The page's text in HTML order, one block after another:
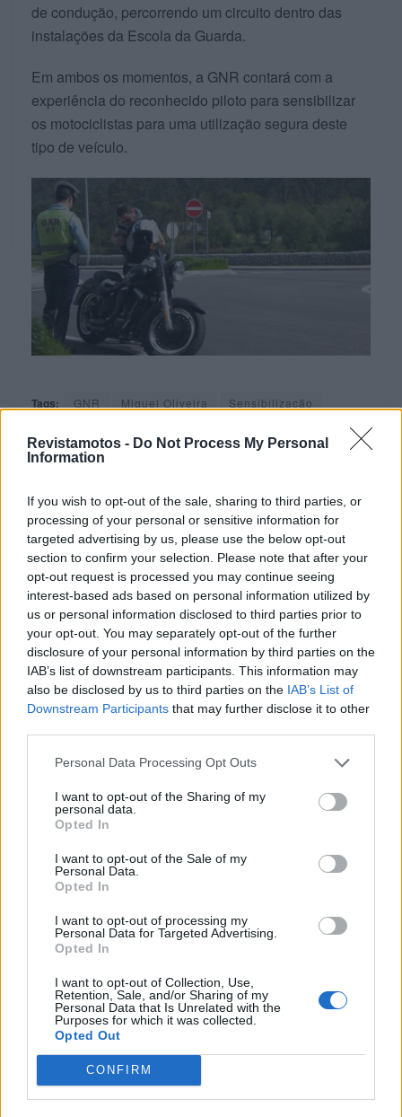
Revistamotos - Do Not Process My Personal
Information
If you wish to opt-out of the sale, sharing to third parties, or
processing of your personal or sensitive information for
targeted advertising by us, please use the below opt-out
section to confirm your selection. Please note that after your
opt-out request is processed you may continue seeing
interest-based ads based on personal information utilized by
us or personal information disclosed to third parties prior to
your opt-out. You may separately opt-out of the further
disclosure of your personal information by third parties on the
IAB’s list of downstream participants. This information may
also be disclosed by us to third parties on the IAB’s List of
Downstream Participants that may further disclose it to other
Personal Data Processing Opt Outs
I want to opt-out of the Sharing of my
personal data.
Opted In
I want to opt-out of the Sale of my
Personal Data.
Opted In
I want to opt-out of processing my
Personal Data for Targeted Advertising.
Opted In
I want to opt-out of Collection, Use,
Retention, Sale, and/or Sharing of my
Personal Data that Is Unrelated with the
Purposes for which it was collected.
Opted Out
CONFIRM
de condução, percorrendo um circuito dentro das
instalações da Escola da Guarda.
Em ambos os momentos, a GNR contará com a
experiência do reconhecido piloto para sensibilizar
os motociclistas para uma utilização segura deste
tipo de veículo.
Tags: GNR Miguel Oliveira Sensibilização
RELACIONADOS
Max Toth entra em cena e agita a Bagger
A FIM Harley-Davidson Bagger World Cup regressa ao
Circuito de Silverstone de 7 a 9 de agosto para a...
NOTÍCIAS